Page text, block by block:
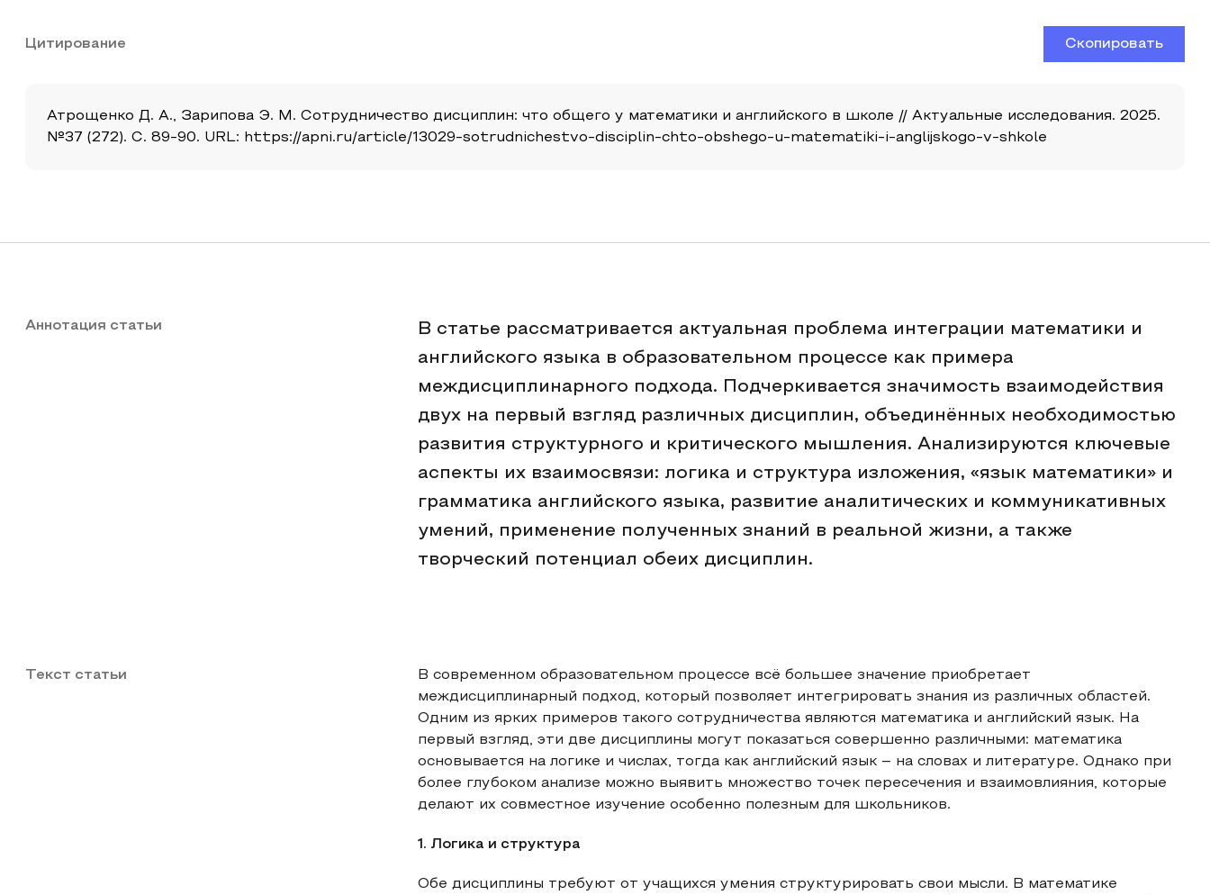
Цитирование Скопировать
Атрощенко Д. А., Зарипова Э. М. Сотрудничество дисциплин: что общего у математики и английского в школе // Актуальные исследования. 2025.
№37 (272). С. 89-90. URL: https://apni.ru/article/13029-sotrudnichestvo-disciplin-chto-obshego-u-matematiki-i-anglijskogo-v-shkole
Аннотация статьи
В статье рассматривается актуальная проблема интеграции математики и
английского языка в образовательном процессе как примера
междисциплинарного подхода. Подчеркивается значимость взаимодействия
двух на первый взгляд различных дисциплин, объединённых необходимостью
развития структурного и критического мышления. Анализируются ключевые
аспекты их взаимосвязи: логика и структура изложения, «язык математики» и
грамматика английского языка, развитие аналитических и коммуникативных
умений, применение полученных знаний в реальной жизни, а также
творческий потенциал обеих дисциплин.
Текст статьи
В современном образовательном процессе всё большее значение приобретает
междисциплинарный подход, который позволяет интегрировать знания из различных областей.
Одним из ярких примеров такого сотрудничества являются математика и английский язык. На
первый взгляд, эти две дисциплины могут показаться совершенно различными: математика
основывается на логике и числах, тогда как английский язык – на словах и литературе. Однако при
более глубоком анализе можно выявить множество точек пересечения и взаимовлияния, которые
делают их совместное изучение особенно полезным для школьников.
1. Логика и структура
Обе дисциплины требуют от учащихся умения структурировать свои мысли. В математике